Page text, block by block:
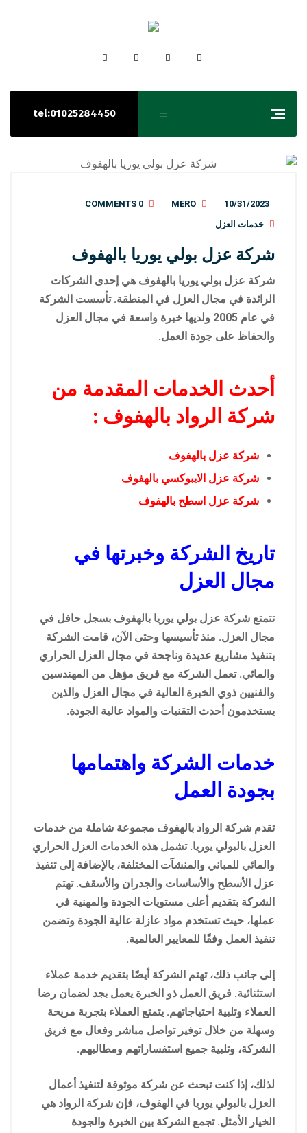
tel:01025284450
10/31/2023
MERO
0 COMMENTS
خدمات العزل
شركة عزل بولي يوريا بالهفوف
شركة عزل بولي يوريا بالهفوف هي إحدى الشركات
الرائدة في مجال العزل في المنطقة. تأسست الشركة
في عام 2005 ولديها خبرة واسعة في مجال العزل
والحفاظ على جودة العمل.
أحدث الخدمات المقدمة من
شركة الرواد بالهفوف :
شركة عزل بالهفوف
شركة عزل الايبوكسي بالهفوف
شركة عزل اسطح بالهفوف
تاريخ الشركة وخبرتها في
مجال العزل
تتمتع شركة عزل بولي يوريا بالهفوف بسجل حافل في
مجال العزل. منذ تأسيسها وحتى الآن، قامت الشركة
بتنفيذ مشاريع عديدة وناجحة في مجال العزل الحراري
والمائي. تعمل الشركة مع فريق مؤهل من المهندسين
والفنيين ذوي الخبرة العالية في مجال العزل والذين
يستخدمون أحدث التقنيات والمواد عالية الجودة.
خدمات الشركة واهتمامها
بجودة العمل
تقدم شركة الرواد بالهفوف مجموعة شاملة من خدمات
العزل بالبولي يوريا. تشمل هذه الخدمات العزل الحراري
والمائي للمباني والمنشآت المختلفة، بالإضافة إلى تنفيذ
عزل الأسطح والأساسات والجدران والأسقف. تهتم
الشركة بتقديم أعلى مستويات الجودة والمهنية في
عملها، حيث تستخدم مواد عازلة عالية الجودة وتضمن
تنفيذ العمل وفقًا للمعايير العالمية.
إلى جانب ذلك، تهتم الشركة أيضًا بتقديم خدمة عملاء
استثنائية. فريق العمل ذو الخبرة يعمل بجد لضمان رضا
العملاء وتلبية احتياجاتهم. يتمتع العملاء بتجربة مريحة
وسهلة من خلال توفير تواصل مباشر وفعال مع فريق
الشركة، وتلبية جميع استفساراتهم ومطالبهم.
لذلك، إذا كنت تبحث عن شركة موثوقة لتنفيذ أعمال
العزل بالبولي يوريا في الهفوف، فإن شركة الرواد هي
الخيار الأمثل. تجمع الشركة بين الخبرة والجودة